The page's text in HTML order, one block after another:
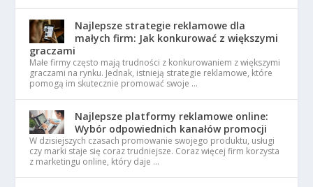
Najlepsze strategie reklamowe dla
małych firm: Jak konkurować z większymi
graczami
Małe firmy często mają trudności z konkurowaniem z większymi
graczami na rynku. Jednak, istnieją strategie reklamowe, które
pomogą im skutecznie promować swoje …
Najlepsze platformy reklamowe online:
Wybór odpowiednich kanałów promocji
W dzisiejszych czasach promowanie swojego produktu, usługi
czy marki staje się coraz trudniejsze. Coraz więcej firm korzysta
z marketingu online, który daje …